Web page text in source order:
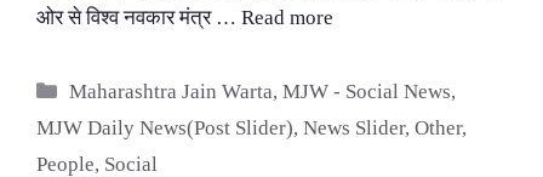
ओर से विश्व नवकार मंत्र … Read more
Categories
Maharashtra Jain Warta,MJW - Social News,
MJW Daily News(Post Slider), News Slider, Other,
People, Social